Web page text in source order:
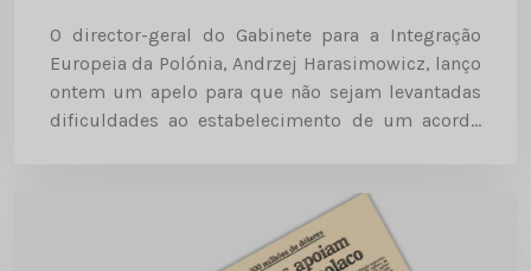
O director-geral do Gabinete para a Integração
Europeia da Polónia, Andrzej Harasimowicz, lanço
ontem um apelo para que não sejam levantadas
dificuldades ao estabelecimento de um acordo